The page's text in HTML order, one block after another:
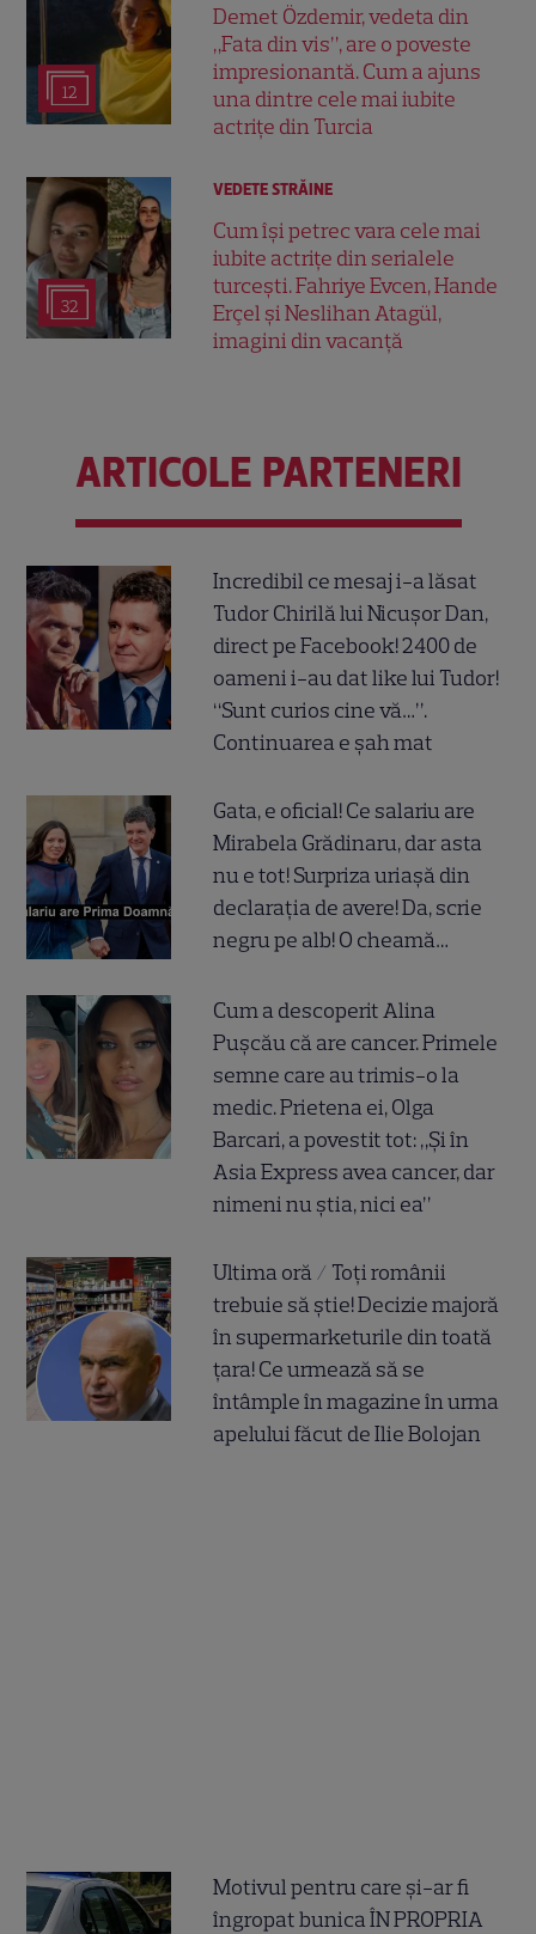
12
Demet Özdemir, vedeta din
„Fata din vis”, are o poveste
impresionantă. Cum a ajuns
una dintre cele mai iubite
actrițe din Turcia
32
VEDETE STRĂINE
Cum își petrec vara cele mai
iubite actrițe din serialele
turcești. Fahriye Evcen, Hande
Erçel și Neslihan Atagül,
imagini din vacanță
ARTICOLE PARTENERI
Incredibil ce mesaj i-a lăsat
Tudor Chirilă lui Nicușor Dan,
direct pe Facebook! 2400 de
oameni i-au dat like lui Tudor!
“Sunt curios cine vă…”.
Continuarea e șah mat
Gata, e oficial! Ce salariu are
Mirabela Grădinaru, dar asta
nu e tot! Surpriza uriașă din
declarația de avere! Da, scrie
negru pe alb! O cheamă…
Cum a descoperit Alina
Pușcău că are cancer. Primele
semne care au trimis-o la
medic. Prietena ei, Olga
Barcari, a povestit tot: „Și în
Asia Express avea cancer, dar
nimeni nu știa, nici ea”
Ultima oră / Toți românii
trebuie să știe! Decizie majoră
în supermarketurile din toată
țara! Ce urmează să se
întâmple în magazine în urma
apelului făcut de Ilie Bolojan
Motivul pentru care și-ar fi
îngropat bunica ÎN PROPRIA